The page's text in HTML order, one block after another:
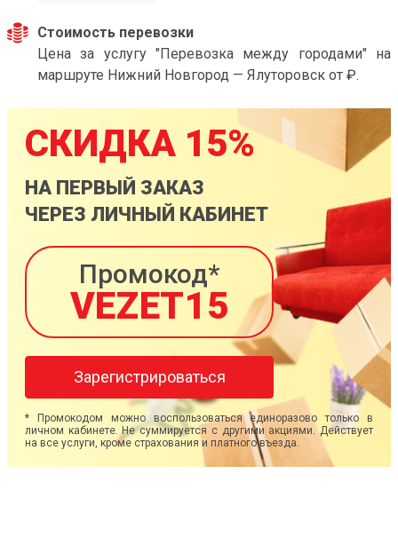
Стоимость перевозки
Цена за услугу "Перевозка между городами" на
маршруте Нижний Новгород — Ялуторовск от ₽.
СКИДКА 15%
НА ПЕРВЫЙ ЗАКАЗ
ЧЕРЕЗ ЛИЧНЫЙ КАБИНЕТ
Промокод*
VEZET15
Зарегистрироваться
* Промокодом можно воспользоваться единоразово только в
личном кабинете. Не суммируется с другими акциями. Действует
на все услуги, кроме страхования и платного въезда.